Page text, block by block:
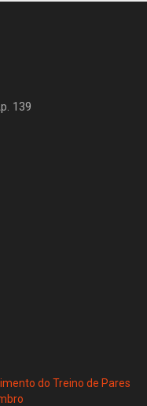
139
do Treino de Pares